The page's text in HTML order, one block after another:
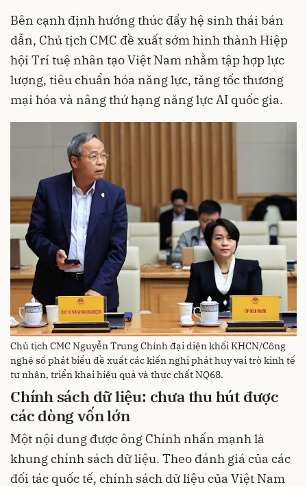
Bên cạnh định hướng thúc đẩy hệ sinh thái bán
dẫn, Chủ tịch CMC đề xuất sớm hình thành Hiệp
hội Trí tuệ nhân tạo Việt Nam nhằm tập hợp lực
lượng, tiêu chuẩn hóa năng lực, tăng tốc thương
mại hóa và nâng thứ hạng năng lực AI quốc gia.
Chủ tịch CMC Nguyễn Trung Chính đại diện khối KHCN/Công
nghệ số phát biểu đề xuất các kiến nghị phát huy vai trò kinh tế
tư nhân, triển khai hiệu quả và thực chất NQ68.
Chính sách dữ liệu: chưa thu hút được
các dòng vốn lớn
Một nội dung được ông Chính nhấn mạnh là
khung chính sách dữ liệu. Theo đánh giá của các
đối tác quốc tế, chính sách dữ liệu của Việt Nam